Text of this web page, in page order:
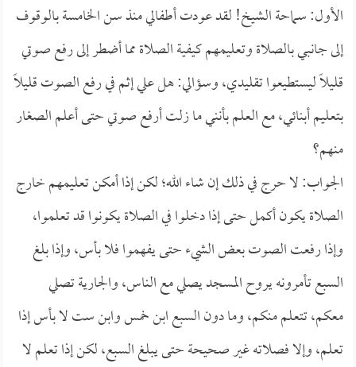
الأول: سماحة الشيخ! لقد عودت أطفالي منذ سن الخامسة بالوقوف
إلى جانبي بالصلاة وتعليمهم كيفية الصلاة مما أضطر إلى رفع صوتي
قليلاً ليستطيعوا تقليدي، وسؤالي: هل علي إثم في رفع الصوت قليلاً
بتعليم أبنائي، مع العلم بأنني ما زلت أرفع صوتي حتى أعلم الصغار
منهم؟
الجواب: لا حرج في ذلك إن شاء الله؛ لكن إذا أمكن تعليمهم خارج
الصلاة يكون أكمل حتى إذا دخلوا في الصلاة يكونوا قد تعلموا،
وإذا رفعت الصوت بعض الشيء حتى يفهموا فلا بأس، وإذا بلغ
السبع تأمرونه يروح المسجد يصلي مع الناس، والجارية تصلي
معكم، تتعلم منكم، وما دون السبع ابن خمس وابن ست لا بأس إذا
تعلم، وإلا فصلاته غير صحيحة حتى يبلغ السبع، لكن إذا تعلم لا